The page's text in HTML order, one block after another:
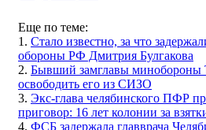
Еще по теме:
1. Стало известно, за что
обороны РФ Дмитрия Булгакова
2. Бывший замглавы минобороны
освободить его из СИЗО
3. Экс-глава челябинского ПФР
приговор: 16 лет колонии за
4. ФСБ задержала главврача